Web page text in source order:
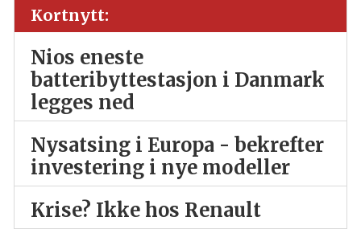
Kortnytt:
Nios eneste
batteribyttestasjon i Danmark
legges ned
Nysatsing i Europa - bekrefter
investering i nye modeller
Krise? Ikke hos Renault